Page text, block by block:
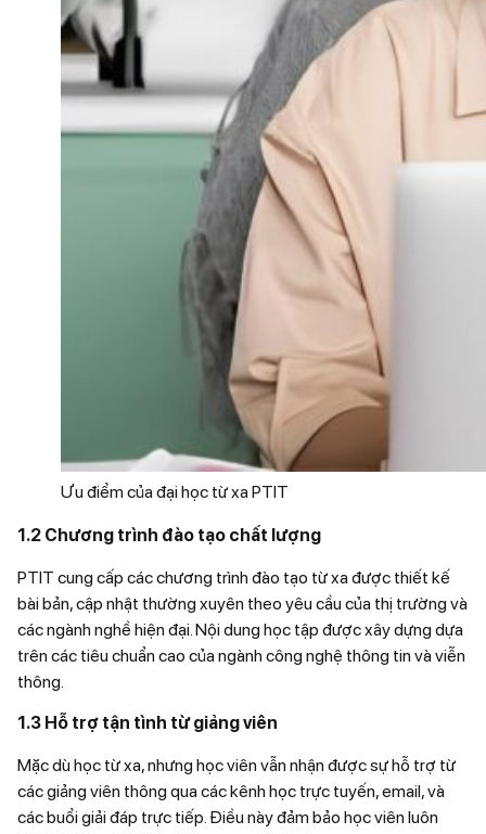
Ưu điểm của đại học từ xa PTIT
1.2 Chương trình đào tạo chất lượng
PTIT cung cấp các chương trình đào tạo từ xa được thiết kế
bài bản, cập nhật thường xuyên theo yêu cầu của thị trường và
các ngành nghề hiện đại. Nội dung học tập được xây dựng dựa
trên các tiêu chuẩn cao của ngành công nghệ thông tin và viễn
thông.
1.3 Hỗ trợ tận tình từ giảng viên
Mặc dù học từ xa, nhưng học viên vẫn nhận được sự hỗ trợ từ
các giảng viên thông qua các kênh học trực tuyến, email, và
các buổi giải đáp trực tiếp. Điều này đảm bảo học viên luôn